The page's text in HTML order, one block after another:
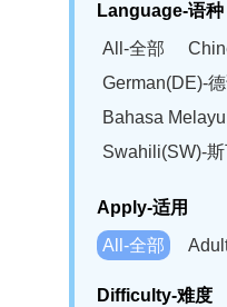
Language-语种
All-全部
German(DE)-
Bahasa
Swahili(SW)-
Apply-适用
All-全部
Difficulty-难度